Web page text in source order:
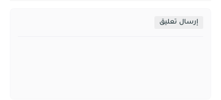
إرسال تعليق